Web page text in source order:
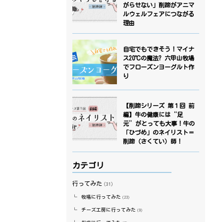
がらせない」削蹄がアニマ
ルウェルフェアにつながる
理由
自宅でもできそう！マイナ
ス20℃の魔法? 六甲山牧場
でフローズンヨーグルト作
り
【削蹄シリーズ 第１回 前
編】牛の健康には“足
元”がとっても大事！牛の
「ひづめ」のネイリスト＝
削蹄（さくてい）師！
カテゴリ
行ってみた（31）
牧場に行ってみた（23）
チーズ工房に行ってみた（9）